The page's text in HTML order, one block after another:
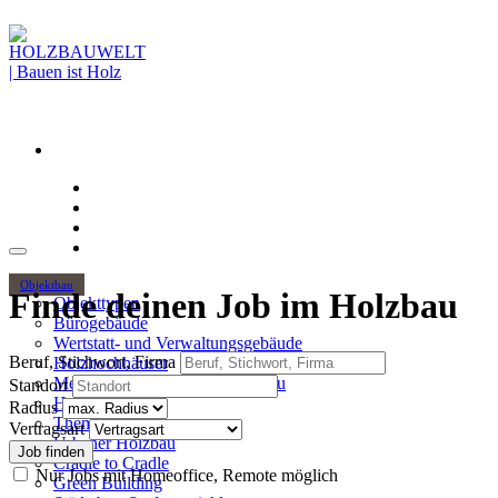
Objektbau
Objekttypen
Bürogebäude
Wertstatt- und Verwaltungsgebäude
Holzhochhäuser
Mehrgeschossiger Wohnungsbau
Hallenbau
Themen
Urbaner Holzbau
Cradle to Cradle
Green Building
Finde deinen Job im Holzbau
Beruf, Stichwort, Firma
Standort
Radius
Vertragsart
Nur Jobs mit Homeoffice, Remote möglich